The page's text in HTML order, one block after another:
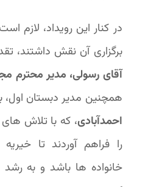
در کنار این رویداد، لازم
برگزاری آن نقش داشتند،
آقای رسولی، مدیر محترم
همچنین مدیر دبستان اول،
احمدآبادی، که با تلاش
را فراهم آوردند تا خیریه
خانواده ها باشد و به